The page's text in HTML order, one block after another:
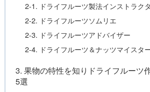
2-1. ドライフルーツ製法インストラク
2-2. ドライフルーツソムリエ
2-3. ドライフルーツアドバイザー
2-4. ドライフルーツ＆ナッツマイスタ
3. 果物の特性を知りドライフルーツ
5選